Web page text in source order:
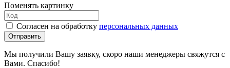
Поменять картинку
Согласен на обработку персональных данных
Отправить
Мы получили Вашу заявку, скоро наши менеджеры свяжутся с
Вами. Спасибо!